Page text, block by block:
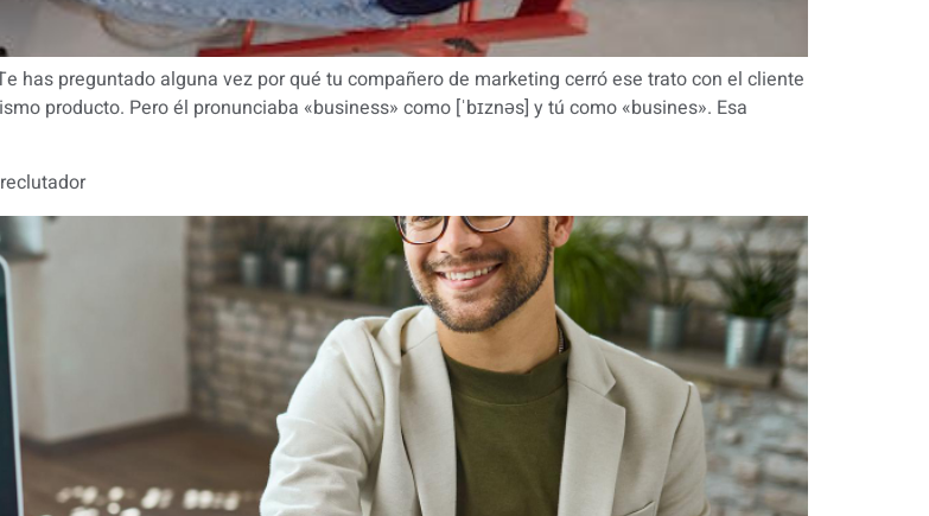
has preguntado alguna vez por qué tu compañero de marketing cerró ese trato con el cliente
producto. Pero él pronunciaba «business» como [ˈbɪznəs] y tú como «busines». Esa